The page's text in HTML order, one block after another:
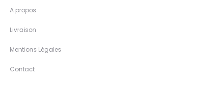
A propos
Livraison
Mentions Légales
Contact